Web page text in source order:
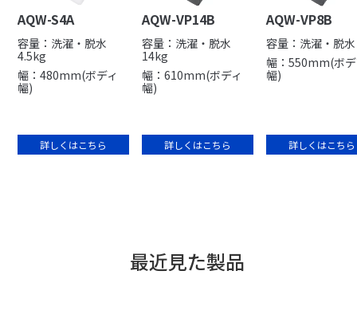
AQW-S4A
容量：洗濯・脱水
4.5kg
幅：480mm(ボディ
幅)
詳しくはこちら
AQW-VP14B
容量：洗濯・脱水
14kg
幅：610mm(ボディ
幅)
詳しくはこちら
AQW-VP8B
容量：洗濯・脱
幅：550mm(ボ
幅)
詳しくはこちら
最近見た製品